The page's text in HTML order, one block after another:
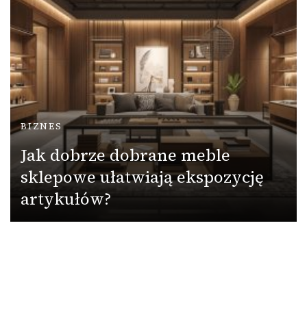
BIZNES
Jak dobrze dobrane meble
sklepowe ułatwiają ekspozycję
artykułów?